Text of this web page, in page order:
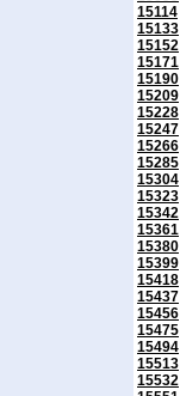
15114
15133
15152
15171
15190
15209
15228
15247
15266
15285
15304
15323
15342
15361
15380
15399
15418
15437
15456
15475
15494
15513
15532